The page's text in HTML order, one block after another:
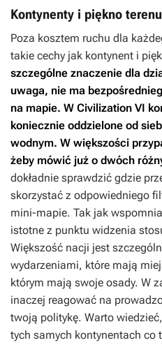
Kontynenty i piękno terenu
Poza kosztem ruchu dla
takie cechy jak kontynent i
szczególne znaczenie dla
uwaga, nie ma
na mapie. W Civilization VI
koniecznie oddzielone od
wodnym. W większości
żeby mówić już o dwóch
dokładnie sprawdzić gdzie
skorzystać z odpowiedniego
mini-mapie. Tak jak
istotne z punktu widzenia
Większość nacji jest
wydarzeniami, które mają
którym mają swoje osady. W
inaczej reagować na
twoją politykę. Warto
tych samych kontynentach co